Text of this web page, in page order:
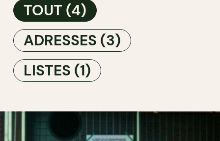
TOUT (4)
ADRESSES (3)
LISTES (1)